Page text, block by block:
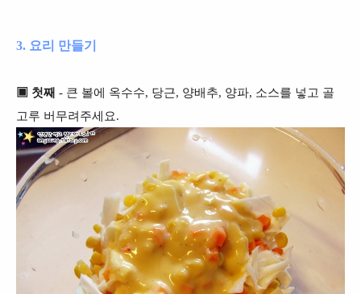
3. 요리 만들기
▣ 첫째 - 큰 볼에 옥수수, 당근, 양배추, 양파, 소스를 넣고 골
고루 버무려주세요.